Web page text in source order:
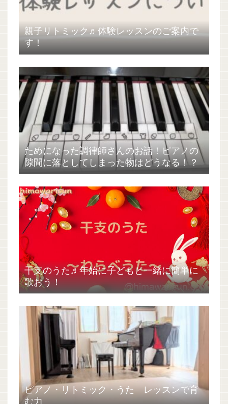
親子リトミック♬体験レッスンのご案内で
す！
ためになった調律師さんのお話！ピアノの
隙間に落としてしまった物はどうなる！？
干支のうた♬年始に子どもと一緒に簡単に
歌おう！
ピアノ・リトミック・うた レッスンで育
む力